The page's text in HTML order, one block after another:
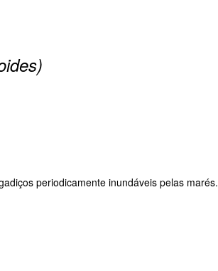
periodicamente inundáveis pelas marés.